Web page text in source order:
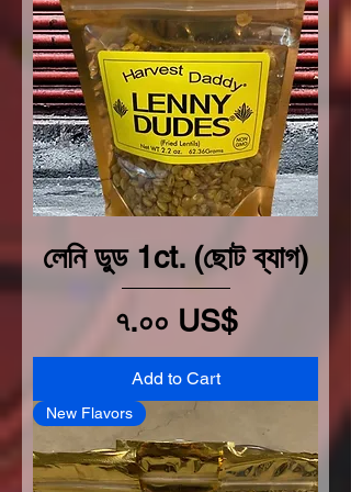
লেনি ডুড 1ct. (ছোট ব্যাগ)
Price
৭.০০ US$
Add to Cart
New Flavors